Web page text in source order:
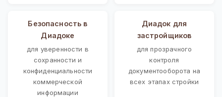
Безопасность в
Диадоке
для уверенности в
сохранности и
конфиденциальности
коммерческой
информации
Диадок для
застройщиков
для прозрачного
контроля
документооборота на
всех этапах стройки